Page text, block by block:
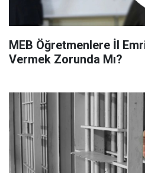
MEB Öğretmenlere İl
Vermek Zorunda Mı?